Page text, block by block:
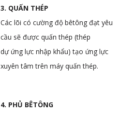
3. QUẤN THÉP
Các lõi có cường độ bêtông đạt yêu
cầu sẽ được quấn thép (thép
dự ứng lực nhập khẩu) tạo ứng lực
xuyên tâm trên máy quấn thép.
4. PHỦ BÊTÔNG